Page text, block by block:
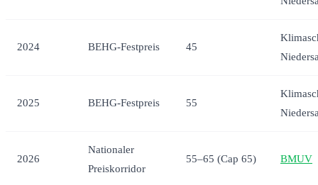
2024 BEHG-Festpreis 45
2025 BEHG-Festpreis 55
2026
Nationaler
Preiskorridor
55–65 (Cap 65) BMUV